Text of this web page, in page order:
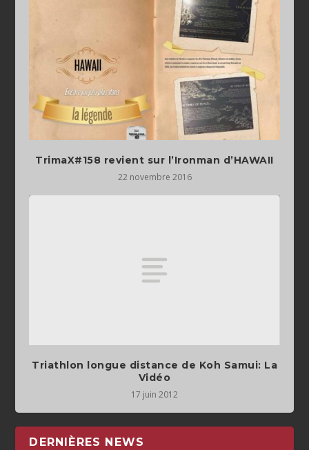
TrimaX#158 revient sur l’Ironman d’HAWAII
22 novembre 2016
Triathlon longue distance de Koh Samui: La
Vidéo
17 juin 2012
DERNIÈRES NEWS